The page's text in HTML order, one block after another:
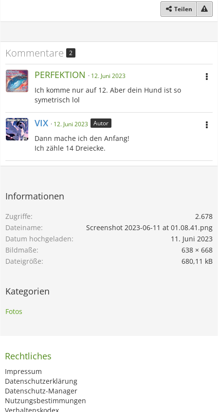
Teilen
Kommentare 2
PERFEKTION 12. Juni 2023
Ich komme nur auf 12. Aber dein Hund ist so
symetrisch lol
VIX 12. Juni 2023 Autor
Dann mache ich den Anfang!
Ich zähle 14 Dreiecke.
Informationen
Zugriffe
2.678
Dateiname
Screenshot 2023-06-11 at 01.08.41.png
Datum hochgeladen
11. Juni 2023
Bildmaße
638 × 668
Dateigröße
680,11 kB
Kategorien
Fotos
Rechtliches
Impressum
Datenschutzerklärung
Datenschutz-Manager
Nutzungsbestimmungen